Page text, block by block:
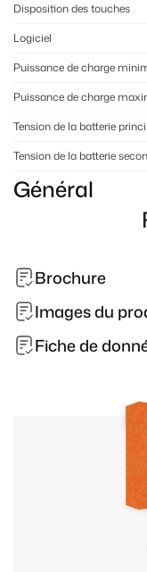
Disposition des touches
Logiciel
Puissance de charge
Puissance de charge
Tension de la batterie
Tension de la batterie
Général
Brochure
Images du
Fiche de